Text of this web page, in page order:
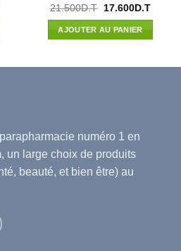
Note4.75
sur 5
21.500D.T
Le
initial
était :
17.600D.TLe
AJOUTER AU PANIER
parapharmacie numéro 1 en
, un large choix de produits
beauté, et bien être) au